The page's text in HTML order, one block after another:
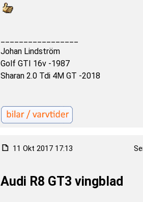
Johan Lindström
Golf GTI 16v -1987
Sharan 2.0 Tdi 4M GT -2018
11 Okt 2017 17:13
Audi R8 GT3 vingblad